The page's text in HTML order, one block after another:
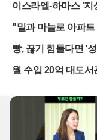
된 기간 동안 눈에 띄는
큰 호응을 얻었다. 끓
동면은 불 앞에 머무는
메뉴에 활용할 수 있는
일제당은 최근 화제가
와 손잡고 들기름 막국
0%나 폭등하는 기염
미를 살린 고명을 더해
이스라엘-하마스 '지
"밀과 마늘로 아파
빵, 끊기 힘들다면 '
월 수입 20억 대도